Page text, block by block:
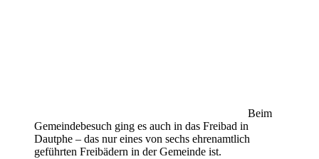
Beim
Gemeindebesuch ging es auch in das Freibad in
Dautphe – das nur eines von sechs ehrenamtlich
geführten Freibädern in der Gemeinde ist.